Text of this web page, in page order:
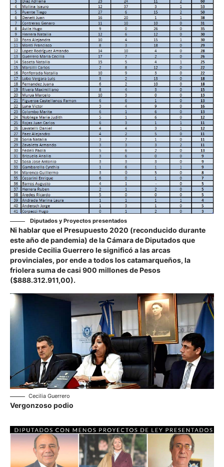
Diputados y Proyectos presentados
Ni hablar que el Presupuesto 2020 (reconducido durante
este año de pandemia) de la Cámara de Diputados que
presideCecilia Guerrero le significó a las arcas
provinciales, por ende a todos los catamarqueños, la
friolera suma de casi 900 millones de Pesos
($888.312.911,00).
Cecilia Guerrero
Vergonzoso podio